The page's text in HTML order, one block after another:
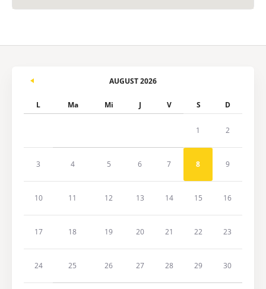
AUGUST 2026
L Ma Mi J V S D
1 2
3 4 5 6 7 8 9
10 11 12 13 14 15 16
17 18 19 20 21 22 23
24 25 26 27 28 29 30